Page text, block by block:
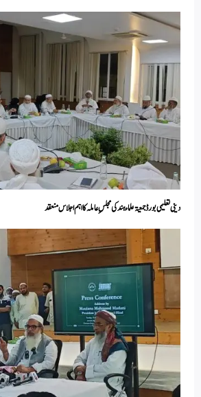
دینی تعلیمی بورڈ جمعیۃ علماء ہند کی مجلسِ عاملہ کا اہم اجلاس منعقد